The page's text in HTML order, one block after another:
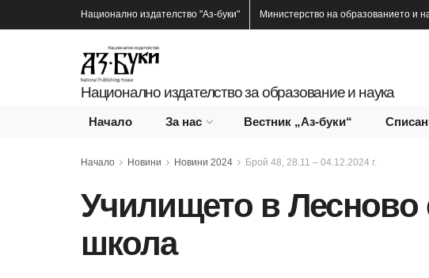
Национално издателство "Аз-буки" Министерство на образованието и
Национално издателство за образование и наука
Начало За нас Вестник „Аз-буки“
Начало Новини Новини 2024 Брой 48, 28.11 – 04.12.2024 г.
Училището в Лесново
школа